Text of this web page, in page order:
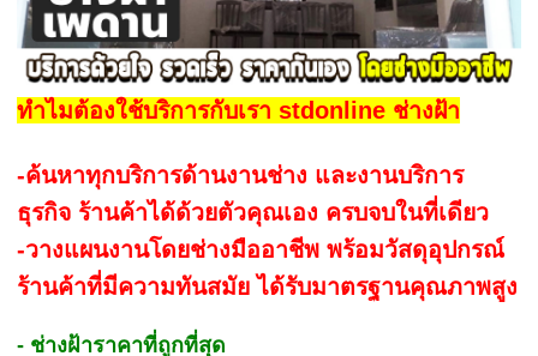
ทำไมต้องใช้บริการกับเรา stdonline ช่างฝ้า
-ค้นหาทุกบริการด้านงานช่าง และงานบริการ
ธุรกิจ ร้านค้าได้ด้วยตัวคุณเอง ครบจบในที่เดียว
-วางแผนงานโดยช่างมืออาชีพ พร้อมวัสดุอุปกรณ์
ร้านค้าที่มีความทันสมัย ได้รับมาตรฐานคุณภาพสูง
- ช่างฝ้าราคาที่ถูกที่สุด